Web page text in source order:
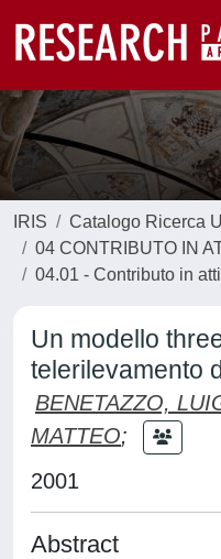
IRIS
Catalogo Ricerca
04 CONTRIBUTO IN
04.01 - Contributo in
Un modello
telerilevamento
BENETAZZO,
MATTEO;
2001
Abstract